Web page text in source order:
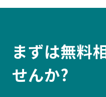
まずは無料
せんか?